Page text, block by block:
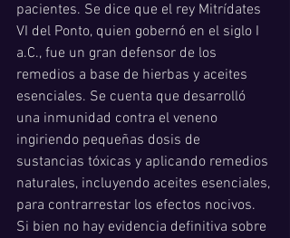
pacientes. Se dice que el rey Mitrídates
VI del Ponto, quien gobernó en el siglo I
a.C., fue un gran defensor de los
remedios a base de hierbas y aceites
esenciales. Se cuenta que desarrolló
una inmunidad contra el veneno
ingiriendo pequeñas dosis de
sustancias tóxicas y aplicando remedios
naturales, incluyendo aceites esenciales,
para contrarrestar los efectos nocivos.
Si bien no hay evidencia definitiva sobre